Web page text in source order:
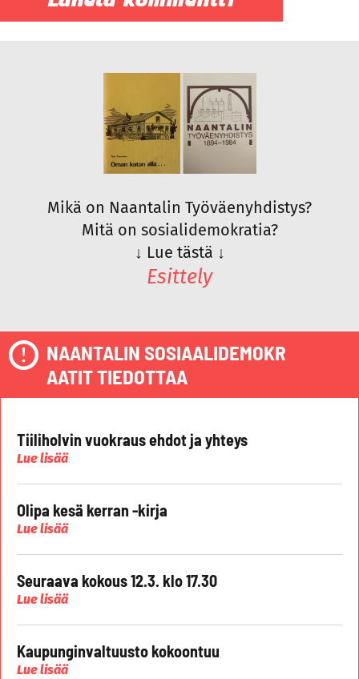
Mikä on Naantalin Työväenyhdistys?
Mitä on sosialidemokratia?
↓ Lue tästä ↓
Esittely
NAANTALIN SOSIAALIDEMOKR
AATIT TIEDOTTAA
Tiiliholvin vuokraus ehdot ja yhteys
Lue lisää
Olipa kesä kerran -kirja
Lue lisää
Seuraava kokous 12.3. klo 17.30
Lue lisää
Kaupunginvaltuusto kokoontuu
Lue lisää